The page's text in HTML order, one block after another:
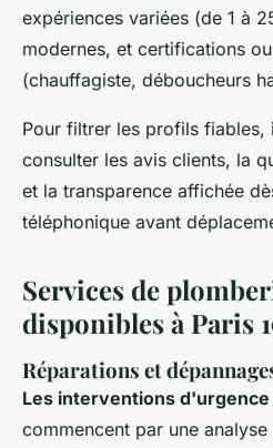
expériences variées (de 1 à
modernes, et certifications
(chauffagiste, déboucheurs
Pour filtrer les profils fiables,
consulter les avis clients, la
et la transparence affichée
téléphonique avant
Services de
disponibles à Paris
Réparations et
Les interventions d'urgence
commencent par une